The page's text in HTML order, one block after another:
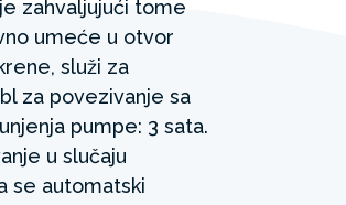
zahvaljujući tome
umeće u otvor
služi za
za povezivanje sa
pumpe: 3 sata.
u slučaju
se automatski